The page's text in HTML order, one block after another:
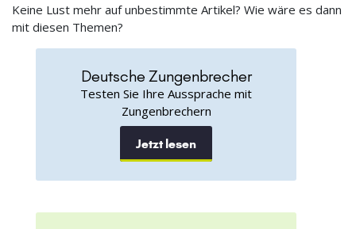
Keine Lust mehr auf unbestimmte Artikel? Wie wäre es dann
mit diesen Themen?
Deutsche Zungenbrecher
Testen Sie Ihre Aussprache mit
Zungenbrechern
Jetzt lesen